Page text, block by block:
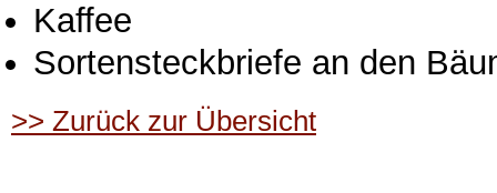
Kaffee
Sortensteckbriefe an den
>> Zurück zur Übersicht